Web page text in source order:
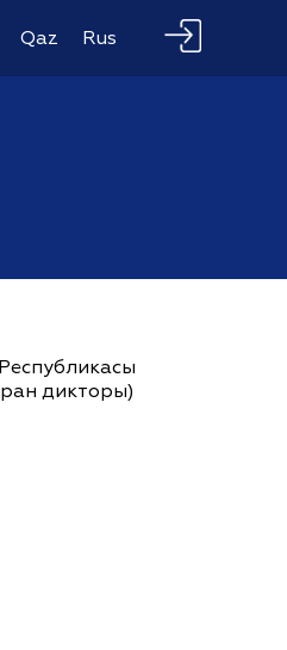
Qaz Rus
дикторы)